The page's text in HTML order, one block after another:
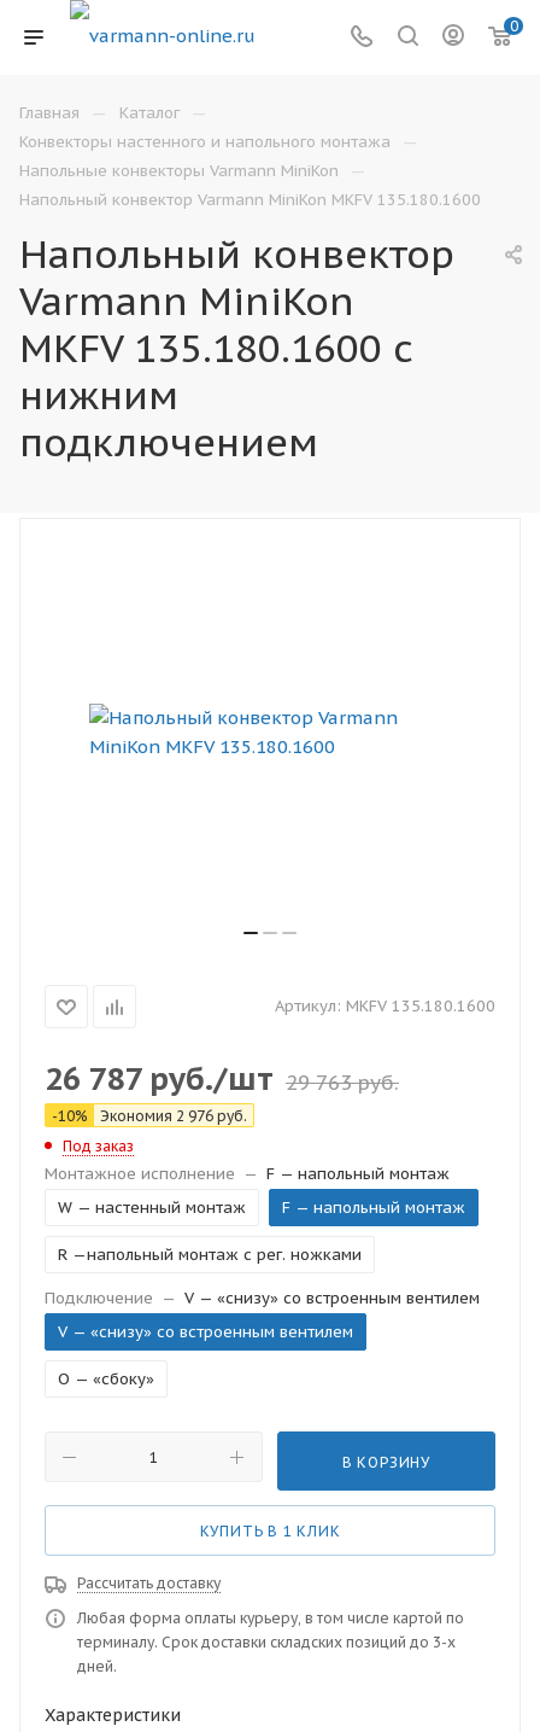
0
Главная — Каталог —
Конвекторы настенного и напольного монтажа —
Напольные конвекторы Varmann MiniKon —
Напольный конвектор Varmann MiniKon MKFV 135.180.1600
Напольный конвектор
Varmann MiniKon
MKFV 135.180.1600 с
нижним
подключением
Артикул: MKFV 135.180.1600
26 787руб./шт 29 763руб.
-10% Экономия 2 976 руб.
Под заказ
Монтажное исполнение — F — напольный монтаж
W — настенный монтаж
F — напольный монтаж
R —напольный монтаж с рег. ножками
Подключение — V — «снизу» со встроенным вентилем
V — «снизу» со встроенным вентилем
O — «сбоку»
В КОРЗИНУ
КУПИТЬ В 1 КЛИК
Рассчитать доставку
Любая форма оплаты курьеру, в том числе картой по
терминалу. Срок доставки складских позиций до 3-х
дней.
Характеристики